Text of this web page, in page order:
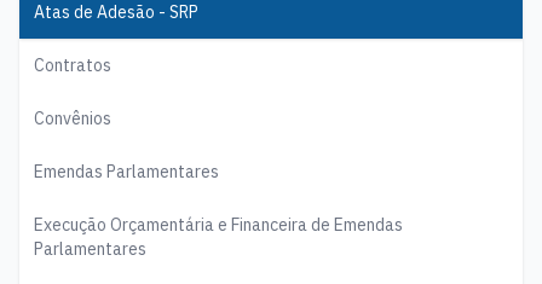
Atas de Adesão - SRP
Contratos
Convênios
Emendas Parlamentares
Execução Orçamentária e Financeira de Emendas
Parlamentares